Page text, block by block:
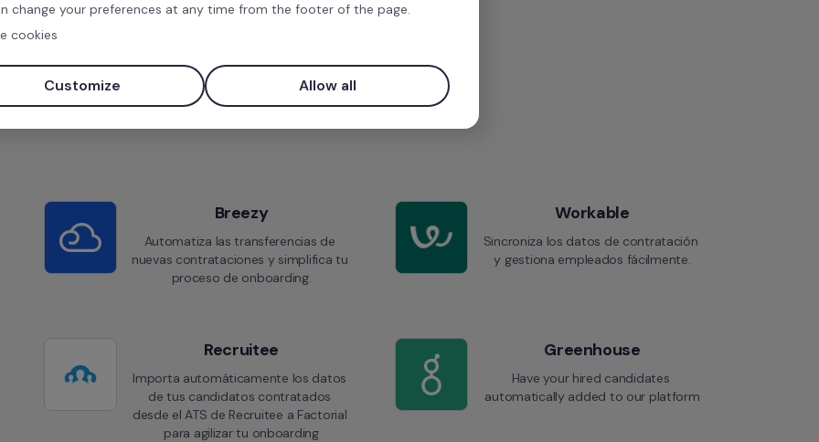
Integraciones similares
Breezy
Automatiza las transferencias de
nuevas contrataciones y simplifica tu
proceso de onboarding.
Workable
Sincroniza los datos de contratación
y gestiona empleados fácilmente.
Recruitee
Importa automáticamente los datos
de tus candidatos contratados
desde el ATS de Recruitee a Factorial
para agilizar tu onboarding
Greenhouse
Have your hired candidates
automatically added to our platform
change your preferences at any time from the footer of the page.
cookies
Customize Allow all